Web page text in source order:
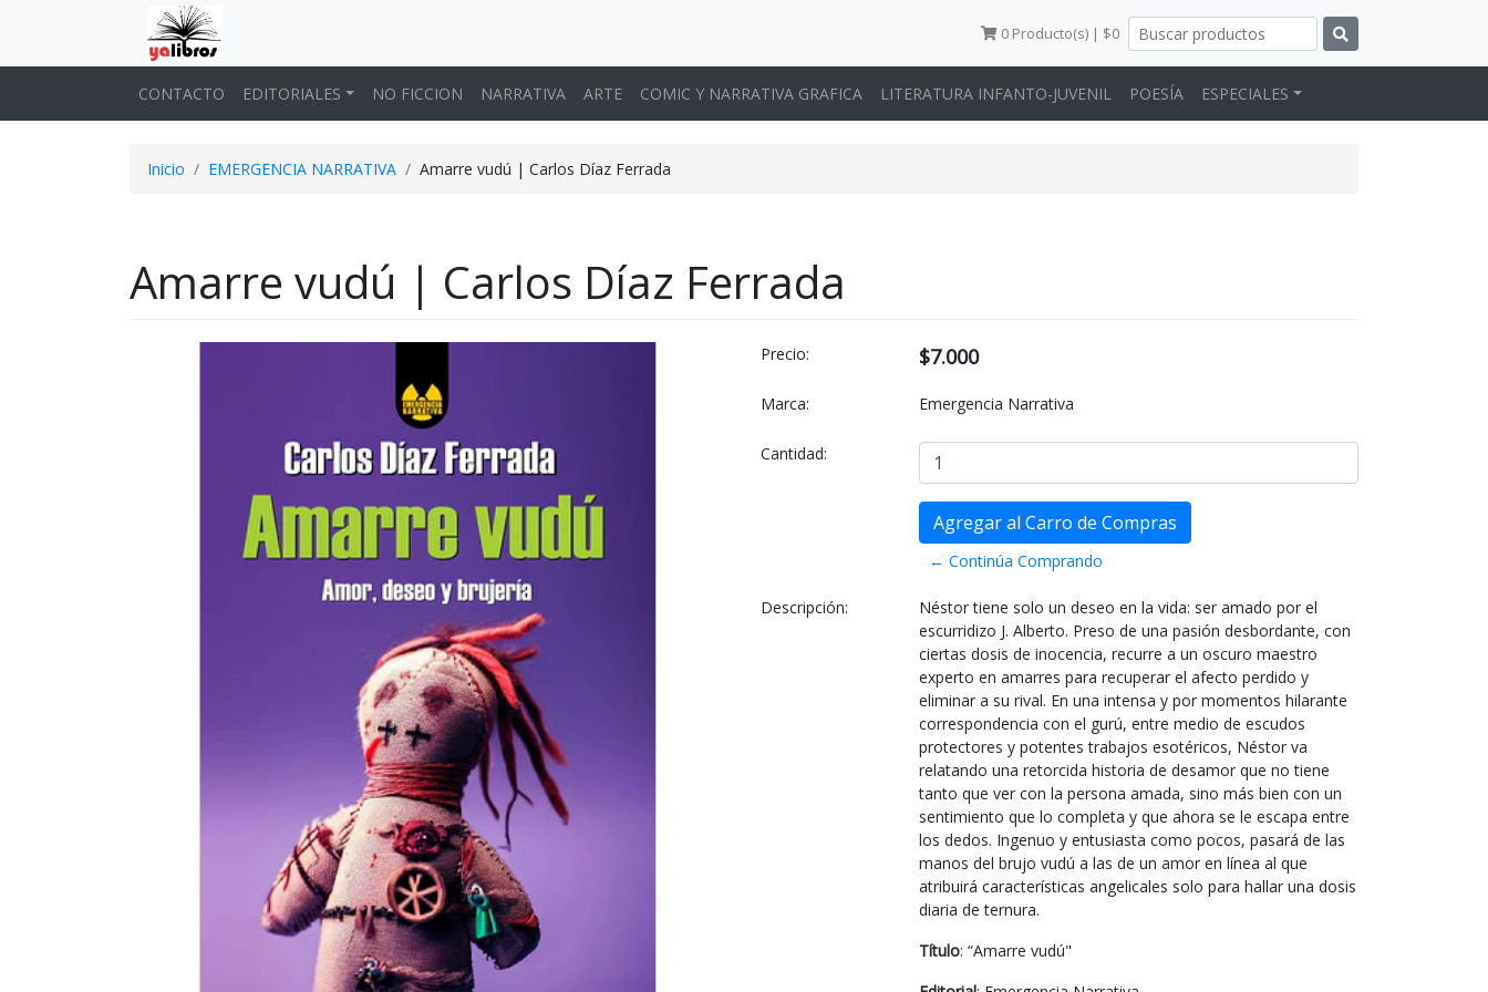
0 Producto(s) | $0
CONTACTO EDITORIALES NO FICCION NARRATIVA ARTE COMIC Y NARRATIVA GRAFICA LITERATURA INFANTO-JUVENIL POESÍA ESPECIALES
Inicio EMERGENCIA NARRATIVA Amarre vudú | Carlos Díaz Ferrada
Amarre vudú | Carlos Díaz Ferrada
Precio: $7.000
Marca: Emergencia Narrativa
Cantidad:
← Continúa Comprando
Descripción:
Néstor tiene solo un deseo en la vida: ser amado por el
escurridizo J. Alberto. Preso de una pasión desbordante, con
ciertas dosis de inocencia, recurre a un oscuro maestro
experto en amarres para recuperar el afecto perdido y
eliminar a su rival. En una intensa y por momentos hilarante
correspondencia con el gurú, entre medio de escudos
protectores y potentes trabajos esotéricos, Néstor va
relatando una retorcida historia de desamor que no tiene
tanto que ver con la persona amada, sino más bien con un
sentimiento que lo completa y que ahora se le escapa entre
los dedos. Ingenuo y entusiasta como pocos, pasará de las
manos del brujo vudú a las de un amor en línea al que
atribuirá características angelicales solo para hallar una dosis
diaria de ternura.
Título: “Amarre vudú"